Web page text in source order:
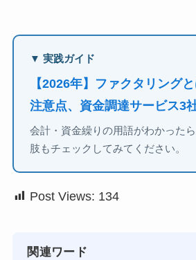
▼ 実践ガイド
【2026年】ファクタリング
注意点、資金調達サービス3
会計・資金繰りの用語がわかった
肢もチェックしてみてください。
Post Views: 134
関連ワード